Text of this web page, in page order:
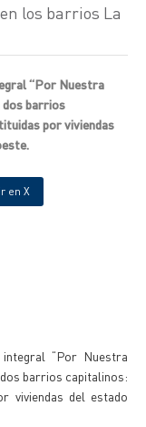
los barrios La
“Por Nuestra
dos barrios
por viviendas
en X
“Por Nuestra
dos barrios capitalinos:
viviendas del estado